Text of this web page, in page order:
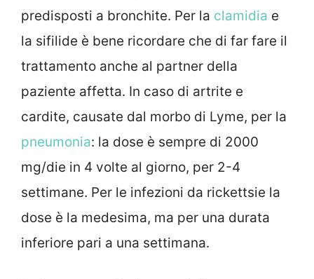
predisposti a bronchite. Per la clamidia e
la sifilide è bene ricordare che di far fare il
trattamento anche al partner della
paziente affetta. In caso di artrite e
cardite, causate dal morbo di Lyme, per la
pneumonia: la dose è sempre di 2000
mg/die in 4 volte al giorno, per 2-4
settimane. Per le infezioni da rickettsie la
dose è la medesima, ma per una durata
inferiore pari a una settimana.